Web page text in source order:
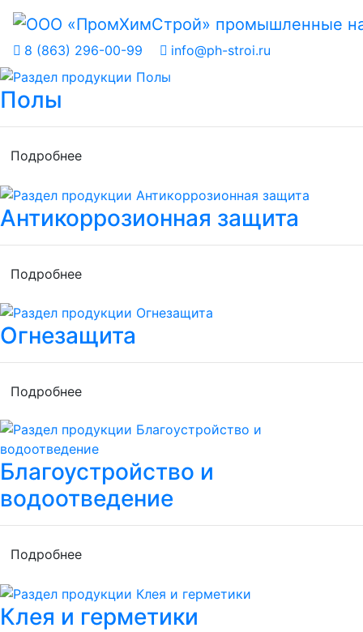
8 (863) 296-00-99 info@ph-stroi.ru
Полы
Подробнее
Антикоррозионная защита
Подробнее
Огнезащита
Подробнее
Благоустройство и
водоотведение
Подробнее
Клея и герметики